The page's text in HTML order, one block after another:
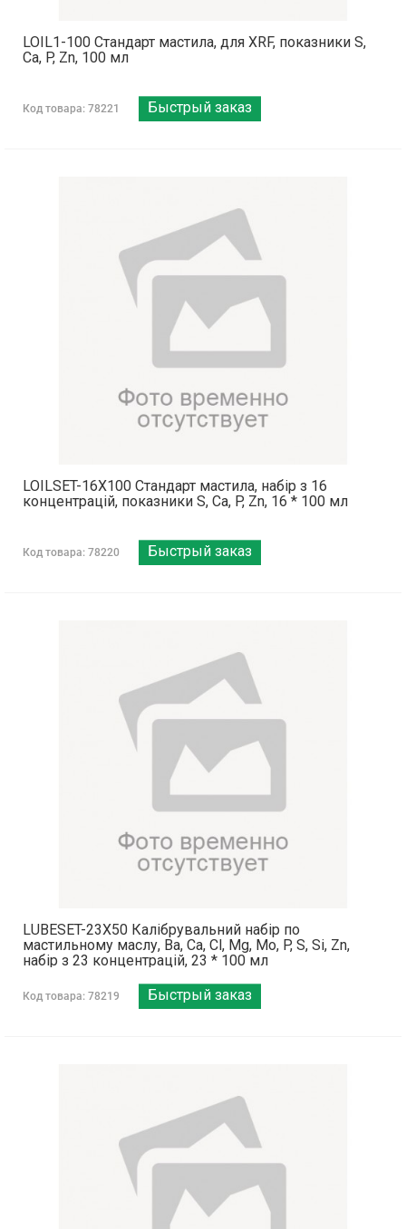
LOIL1-100 Стандарт мастила, для XRF, показники S,
Ca, P, Zn, 100 мл
Код товара: 78221 Быстрый заказ
LOILSET-16X100 Стандарт мастила, набір з 16
концентрацій, показники S, Ca, P, Zn, 16 * 100 мл
Код товара: 78220 Быстрый заказ
LUBESET-23X50 Калібрувальний набір по
мастильному маслу, Ba, Ca, Cl, Mg, Mo, P, S, Si, Zn,
набір з 23 концентрацій, 23 * 100 мл
Код товара: 78219 Быстрый заказ